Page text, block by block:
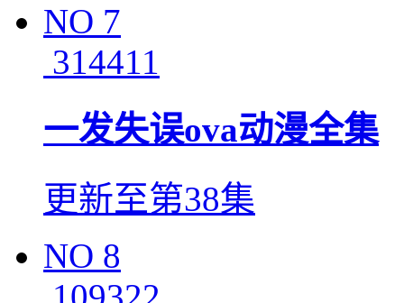
NO 7
314411
一发失误ova动漫全集
更新至第38集
NO 8